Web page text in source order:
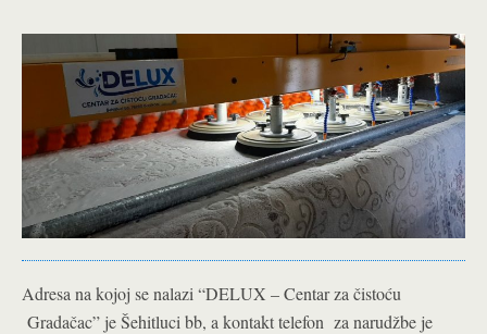
Adresa na kojoj se nalazi “DELUX – Centar za čistoću
Gradačac” je Šehitluci bb, a kontakt telefon za narudžbe je